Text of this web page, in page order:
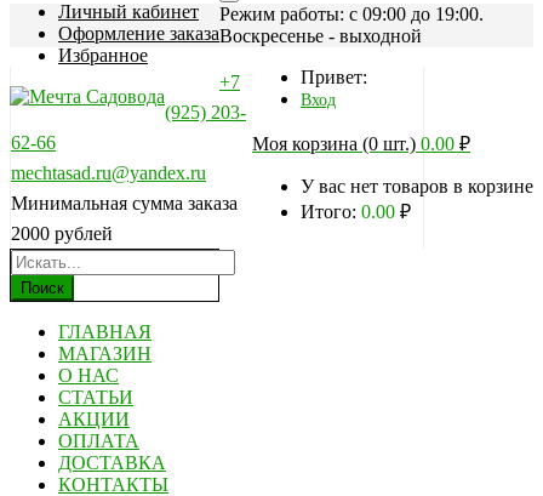
Личный кабинет
Оформление заказа
Избранное
Режим работы: c 09:00 до 19:00.
Воскресенье - выходной
Привет:
Вход
Моя корзина (0 шт.) 0.00 ₽
У вас нет товаров в корзине
Итого: 0.00 ₽
+7
(925) 203-
62-66
mechtasad.ru@yandex.ru
Минимальная сумма заказа
2000 рублей
Поиск
ГЛАВНАЯ
МАГАЗИН
О НАС
СТАТЬИ
АКЦИИ
ОПЛАТА
ДОСТАВКА
КОНТАКТЫ